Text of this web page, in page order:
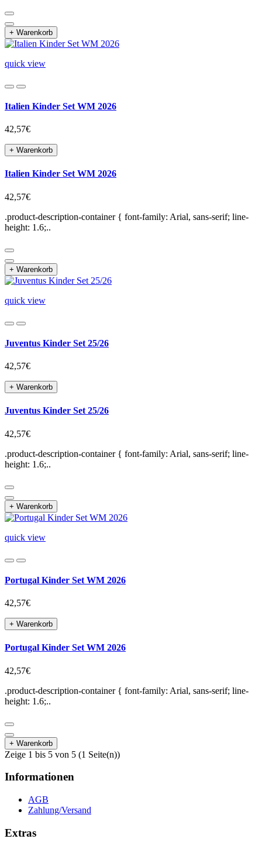
+ Warenkorb
quick view
Italien Kinder Set WM 2026
42,57€
+ Warenkorb
Italien Kinder Set WM 2026
42,57€
.product-description-container { font-family: Arial, sans-serif; line-
height: 1.6;..
+ Warenkorb
quick view
Juventus Kinder Set 25/26
42,57€
+ Warenkorb
Juventus Kinder Set 25/26
42,57€
.product-description-container { font-family: Arial, sans-serif; line-
height: 1.6;..
+ Warenkorb
quick view
Portugal Kinder Set WM 2026
42,57€
+ Warenkorb
Portugal Kinder Set WM 2026
42,57€
.product-description-container { font-family: Arial, sans-serif; line-
height: 1.6;..
+ Warenkorb
Zeige 1 bis 5 von 5 (1 Seite(n))
Informationen
AGB
Zahlung/Versand
Extras